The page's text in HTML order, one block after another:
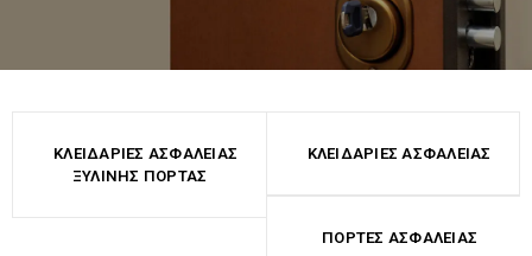
ΚΛΕΙΔΑΡΙΈΣ ΑΣΦΑΛΕΊΑΣ
ΞΎΛΙΝΗΣ ΠΌΡΤΑΣ
ΚΛΕΙΔΑΡΙΈΣ ΑΣΦΑΛΕΊΑΣ
ΠΌΡΤΕΣ ΑΣΦΑΛΕΊΑΣ